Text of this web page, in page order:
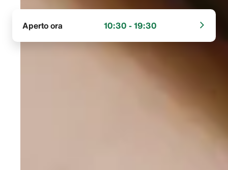
Aperto ora 10:30 - 19:30